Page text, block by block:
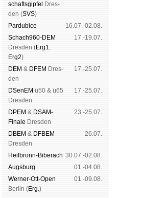
schafts­gipfel Dres­
den (SVS)
Pardu­bice
16.07.-02.08.
Schach960-DEM
Dres­den (Erg1,
Erg2)
17.-19.07.
DEM & DFEM Dres­
den
17.-25.07.
DSenEM ü50 & ü65
Dres­den
17.-25.07.
DPEM & DSAM-
Finale Dres­den
23.-25.07.
DBEM & DFBEM
Dres­den
26.07.
Heil­bronn-Bi­ber­ach 30.07.-02.08.
Augs­burg
01.-04.08.
Werner-Ott-Open
Ber­lin (Erg.)
01.-09.08.